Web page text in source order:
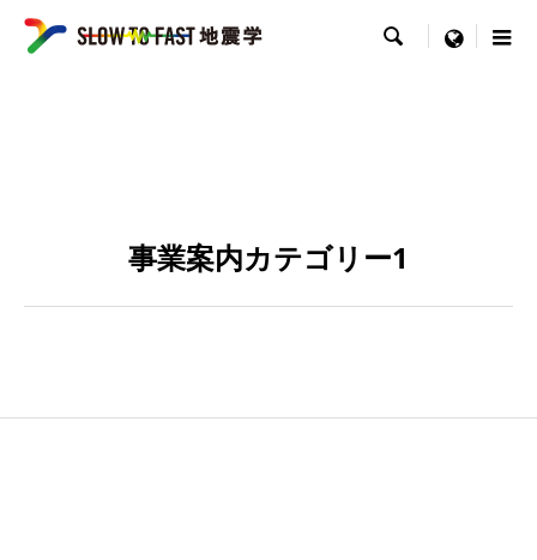
 menu
事業案内カテゴリー1